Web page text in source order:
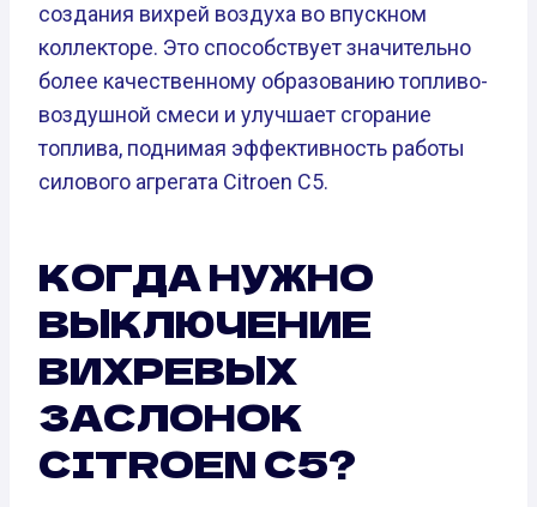
создания вихрей воздуха во впускном
коллекторе. Это способствует значительно
более качественному образованию топливо-
воздушной смеси и улучшает сгорание
топлива, поднимая эффективность работы
силового агрегата Citroen C5.
КОГДА НУЖНО
ВЫКЛЮЧЕНИЕ
ВИХРЕВЫХ
ЗАСЛОНОК
CITROEN C5?